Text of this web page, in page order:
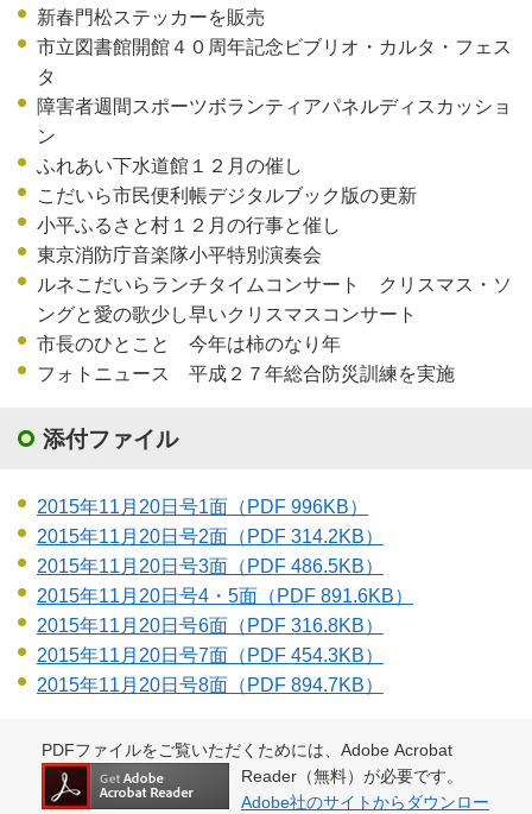
新春門松ステッカーを販売
市立図書館開館４０周年記念ビブリオ・カルタ・フェス
タ
障害者週間スポーツボランティアパネルディスカッショ
ン
ふれあい下水道館１２月の催し
こだいら市民便利帳デジタルブック版の更新
小平ふるさと村１２月の行事と催し
東京消防庁音楽隊小平特別演奏会
ルネこだいらランチタイムコンサート クリスマス・ソ
ングと愛の歌少し早いクリスマスコンサート
市長のひとこと 今年は柿のなり年
フォトニュース 平成２７年総合防災訓練を実施
添付ファイル
2015年11月20日号1面 （PDF 996KB）
2015年11月20日号2面 （PDF 314.2KB）
2015年11月20日号3面 （PDF 486.5KB）
2015年11月20日号4・5面 （PDF 891.6KB）
2015年11月20日号6面 （PDF 316.8KB）
2015年11月20日号7面 （PDF 454.3KB）
2015年11月20日号8面 （PDF 894.7KB）
PDFファイルをご覧いただくためには、Adobe Acrobat
Reader（無料）が必要です。
Adobe社のサイトからダウンロー